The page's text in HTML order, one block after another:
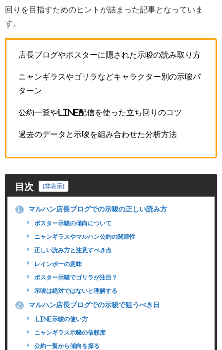
回りを目指すためのヒントが詰まった記事となっていま
す。
店長ブログやポスターに隠された示唆の読み取り方
ニャンギラスやゴリラなどキャラクター別の示唆パ
ターン
公約一覧やLINE配信を使った立ち回りのコツ
過去のデータと示唆を組み合わせた分析方法
目次 [非表示]
1. マルハン店長ブログでの示唆の正しい読み方
ポスター示唆の傾向について
ニャンギラスやマルハン公約の関連性
正しい読み方と注意すべき点
レインボーの意味
ポスター示唆でゴリラが注目？
示唆は絶対ではないと理解する
2. マルハン店長ブログでの示唆で狙うべき日
LINE示唆の使い方
ニャンギラス示唆の信頼度
公約一覧から傾向を探る